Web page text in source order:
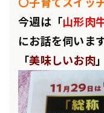
今週は「山形肉
にお話を伺いま
「美味しいお肉